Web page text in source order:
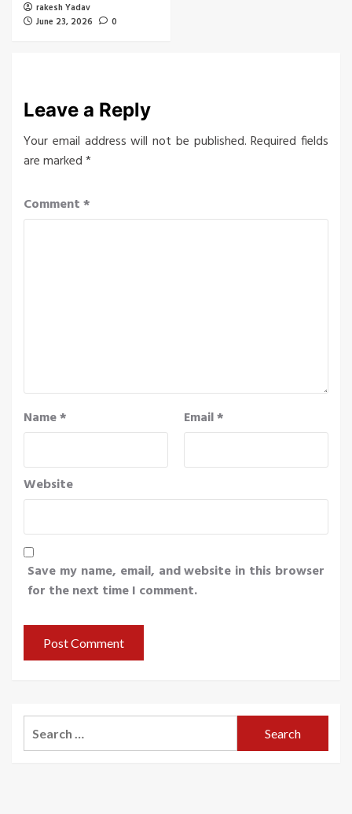
rakesh Yadav
June 23, 2026
0
Leave a Reply
Your email address will not be published. Required fields
are marked*
Comment*
Name* Email*
Website
Save my name, email, and website in this browser
for the next time I comment.
Search
for: